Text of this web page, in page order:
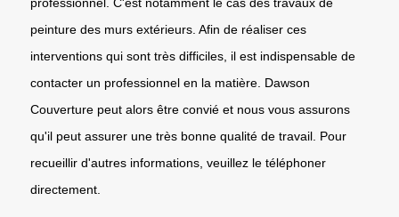
peinture des murs extérieurs. Afin de réaliser ces
interventions qui sont très difficiles, il est indispensable de
contacter un professionnel en la matière. Dawson
Couverture peut alors être convié et nous vous assurons
qu'il peut assurer une très bonne qualité de travail. Pour
recueillir d'autres informations, veuillez le téléphoner
directement.